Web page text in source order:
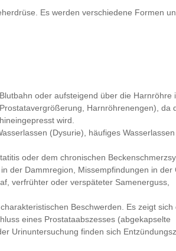
Es werden verschiedene Formen
oder aufsteigend über die Harnröhre
Harnröhrenengen), da
wird.
(Dysurie), häufiges Wasserlassen
oder dem chronischen
der Dammregion, Missempfindungen in der
verfrühter oder verspäteter Samenerguss,
Beschwerden. Es zeigt sich
eines Prostataabszesses (abgekapselte
Urinuntersuchung finden sich